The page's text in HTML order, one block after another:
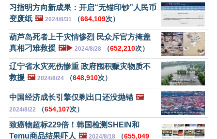
习指明方向新成果：开启“无锚印钞”人民币
变废纸 🖼️ 2024/8/31 （664,109次）
葫芦岛死者上千灾情惨烈 民众斥官方掩盖
真相刁难救援 🖼️▶️ 2024/8/28 （652,210次）
辽宁省水灾死伤惨重 政府囤积赈灾物质不
救援 🖼️ 2024/8/24 （648,910次）
中国经济成长引擎仅剩出口还没抛锚 🖼️
2024/8/22 （654,107次）
致癌物超标229倍！韩国检测SHEIN和
Temu商品结果吓人 🖼️ 2024/8/18 （655,049